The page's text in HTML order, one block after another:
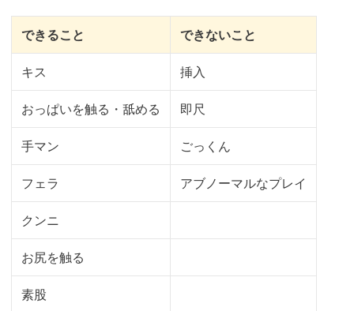
できること できないこと
キス 挿入
おっぱいを触る・舐める 即尺
手マン ごっくん
フェラ アブノーマルなプレイ
クンニ
お尻を触る
素股